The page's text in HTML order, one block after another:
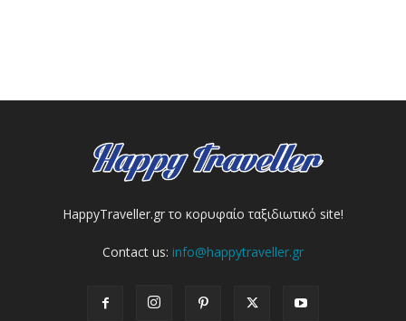
HappyTraveller.gr το κορυφαίο ταξιδιωτικό site!
Contact us: info@happytraveller.gr